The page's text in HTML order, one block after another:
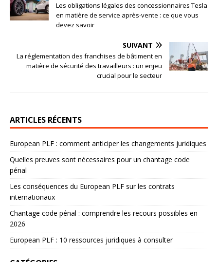
Les obligations légales des concessionnaires Tesla
en matière de service après-vente : ce que vous
devez savoir
SUIVANT
La réglementation des franchises de bâtiment en
matière de sécurité des travailleurs : un enjeu
crucial pour le secteur
ARTICLES RÉCENTS
European PLF : comment anticiper les changements juridiques
Quelles preuves sont nécessaires pour un chantage code
pénal
Les conséquences du European PLF sur les contrats
internationaux
Chantage code pénal : comprendre les recours possibles en
2026
European PLF : 10 ressources juridiques à consulter